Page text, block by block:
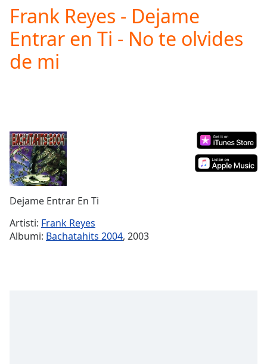
Video
Play
Skip
Backward
Skip
Forward
Duration-:-
Loaded:
0.00%
Stream
TypeLIVE
Seek to
live,
currently
behind
liveLIVE
Frank Reyes - Dejame
Entrar en Ti - No te olvides
de mi
Dejame Entrar En Ti
Artisti: Frank Reyes
Albumi: Bachatahits 2004, 2003